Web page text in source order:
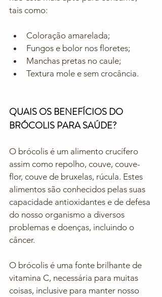
tais como:
Coloração amarelada;
Fungos e bolor nos floretes;
Manchas pretas no caule;
Textura mole e sem crocância.
QUAIS OS BENEFÍCIOS DO
BRÓCOLIS PARA SAÚDE?
O brócolis é um alimento crucífero
assim como repolho, couve, couve-
flor, couve de bruxelas, rúcula. Estes
alimentos são conhecidos pelas suas
capacidade antioxidantes e de defesa
do nosso organismo a diversos
problemas e doenças, incluindo o
câncer.
O brócolis é uma fonte brilhante de
vitamina C, necessária para muitas
coisas, inclusive para manter nosso